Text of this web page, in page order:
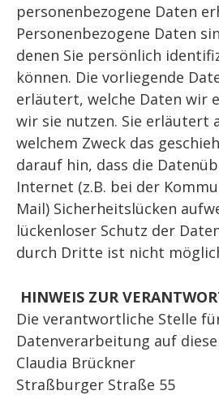
personenbezogene Daten
Personenbezogene Daten
denen Sie persönlich
können. Die vorliegende
erläutert, welche Daten wir
wir sie nutzen. Sie erläutert
welchem Zweck das
darauf hin, dass die
Internet (z.B. bei der
Mail) Sicherheitslücken
lückenloser Schutz der
durch Dritte ist nicht
HINWEIS ZUR
Die verantwortliche Stelle
Datenverarbeitung auf
Claudia Brückner
Straßburger Straße 55